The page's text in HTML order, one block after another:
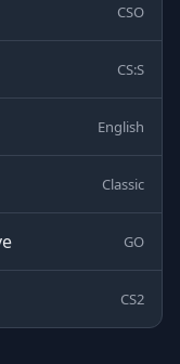
CSO
CS:S
English
Classic
GO
CS2